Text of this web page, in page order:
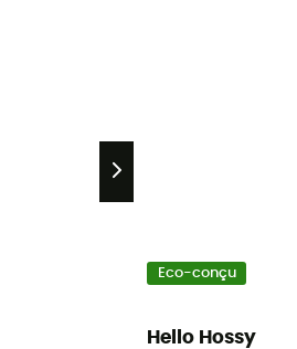
Eco-conçu
Hello Hossy